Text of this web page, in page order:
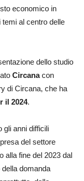
economico in
al centro delle
dello studio
Circanacon
di Circana, che ha
il 2024.
gli anni difficili
del settore
alla fine del 2023 dal
domanda